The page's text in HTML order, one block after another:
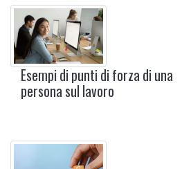
Esempi di punti di forza di una
persona sul lavoro